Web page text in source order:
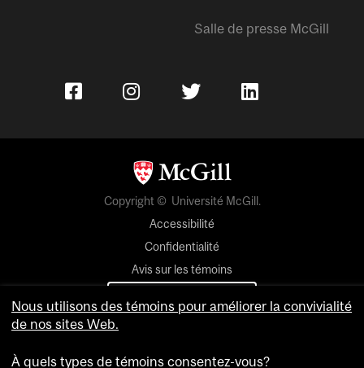
Salle de presse McGill
Copyright © Université McGill.
Accessibilité
Confidentialité
Avis sur les témoins
Paramètres des témoins
Nous utilisons des témoins pour améliorer la convivialité
de nos sites Web.
À quels types de témoins consentez-vous?